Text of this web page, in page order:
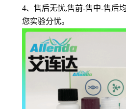
4、售后无忧,售前-售中-售后
您实验分忧。